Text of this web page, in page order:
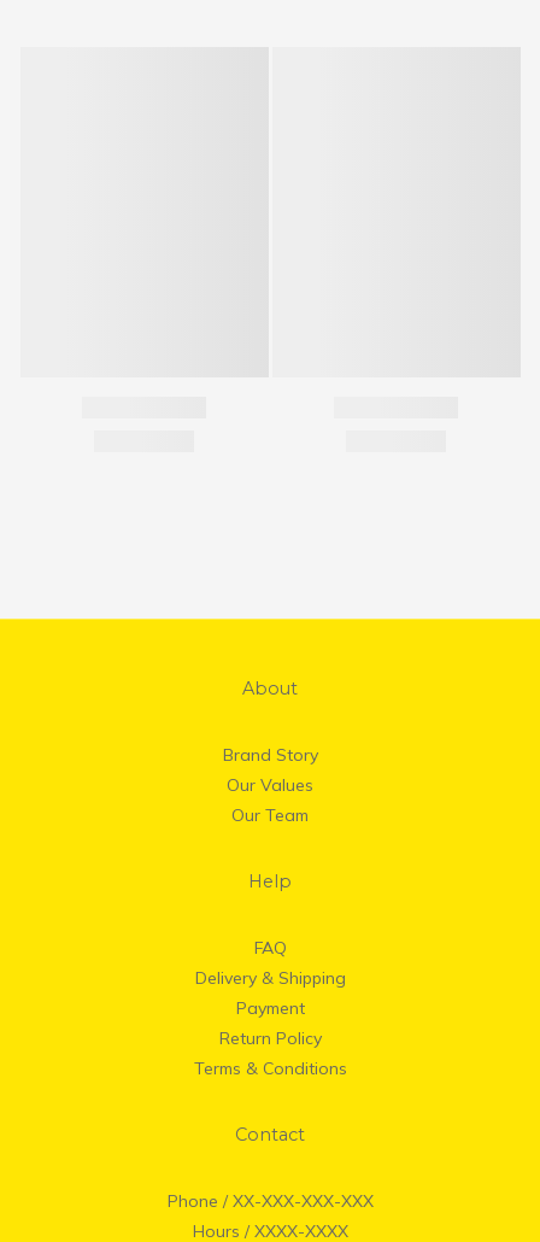
About
Brand Story
Our Values
Our Team
Help
FAQ
Delivery & Shipping
Payment
Return Policy
Terms & Conditions
Contact
Phone / XX-XXX-XXX-XXX
Hours / XXXX-XXXX